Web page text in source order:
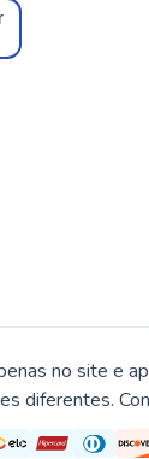
no site e
diferentes.